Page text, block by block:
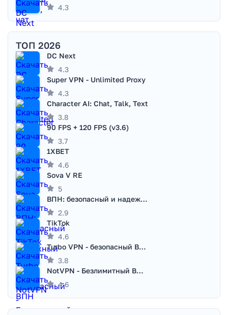
4.3
ТОП 2026
DC Next
4.3
Super VPN - Unlimited Proxy
4.3
Character AI: Chat, Talk, Text
3.8
90 FPS + 120 FPS (v3.6)
3.7
1XBET
4.6
Sova V RE
5
ВПН: безопасный и надежный VPN
2.9
TikTok
4.6
Turbo VPN - безопасный ВПН
3.8
NotVPN - Безлимитный ВПН | VPN
4.6